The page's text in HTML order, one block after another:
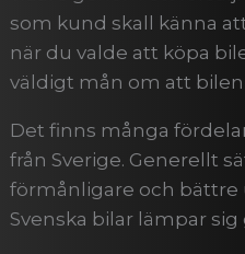
som kund skall känna
när du valde att köpa
väldigt mån om att bilen
Det finns många
från Sverige. Generellt
förmånligare och bättre
Svenska bilar lämpar